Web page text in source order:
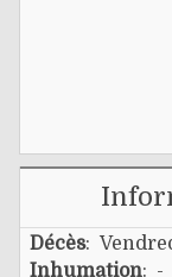
Décès:
Inhumation: -